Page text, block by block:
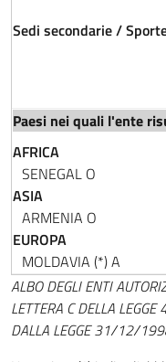
Sedi secondarie /
AFRICA
SENEGAL O
ASIA
ARMENIA O
EUROPA
MOLDAVIA (*)A
ALBO DEGLI ENTI
LETTERA C DELLA
DALLA LEGGE 31/12/